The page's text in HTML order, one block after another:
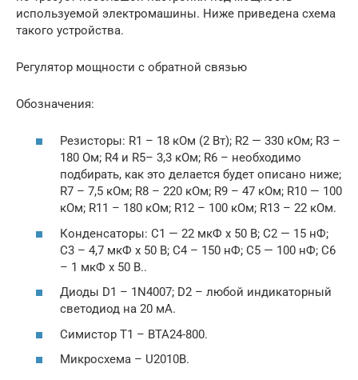
используемой электромашины. Ниже приведена схема
такого устройства.
Регулятор мощности с обратной связью
Обозначения:
Резисторы: R1 – 18 кОм (2 Вт); R2 — 330 кОм; R3 –
180 Ом; R4 и R5– 3,3 кОм; R6 – необходимо
подбирать, как это делается будет описано ниже;
R7 – 7,5 кОм; R8 – 220 кОм; R9 – 47 кОм; R10 — 100
кОм; R11 – 180 кОм; R12 – 100 кОм; R13 – 22 кОм.
Конденсаторы: С1 — 22 мкФ х 50 В; С2 — 15 нФ;
С3 – 4,7 мкФ х 50 В; С4 – 150 нФ; С5 — 100 нФ; С6
– 1 мкФ х 50 В..
Диоды D1 – 1N4007; D2 – любой индикаторный
светодиод на 20 мА.
Симистор Т1 – BTA24-800.
Микросхема – U2010B.